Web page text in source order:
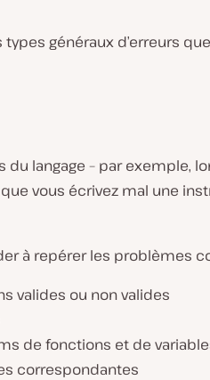
généraux d’erreurs
langage – par exemple,
vous écrivez mal une
à repérer les problèmes
valides ou non valides
de fonctions et de
correspondantes